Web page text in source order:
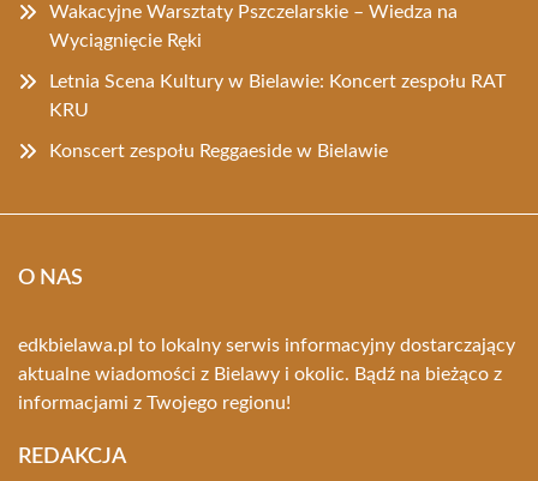
Wakacyjne Warsztaty Pszczelarskie – Wiedza na
Wyciągnięcie Ręki
Letnia Scena Kultury w Bielawie: Koncert zespołu RAT
KRU
Konscert zespołu Reggaeside w Bielawie
O NAS
edkbielawa.pl to lokalny serwis informacyjny dostarczający
aktualne wiadomości z Bielawy i okolic. Bądź na bieżąco z
informacjami z Twojego regionu!
REDAKCJA